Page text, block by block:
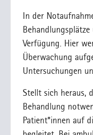
In der
Verfügung. Hier
Überwachung
Untersuchungen
Stellt sich heraus,
Behandlung
Patient*innen auf